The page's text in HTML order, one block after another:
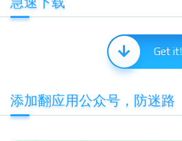
Get it!
添加翻应用公众号，防迷路